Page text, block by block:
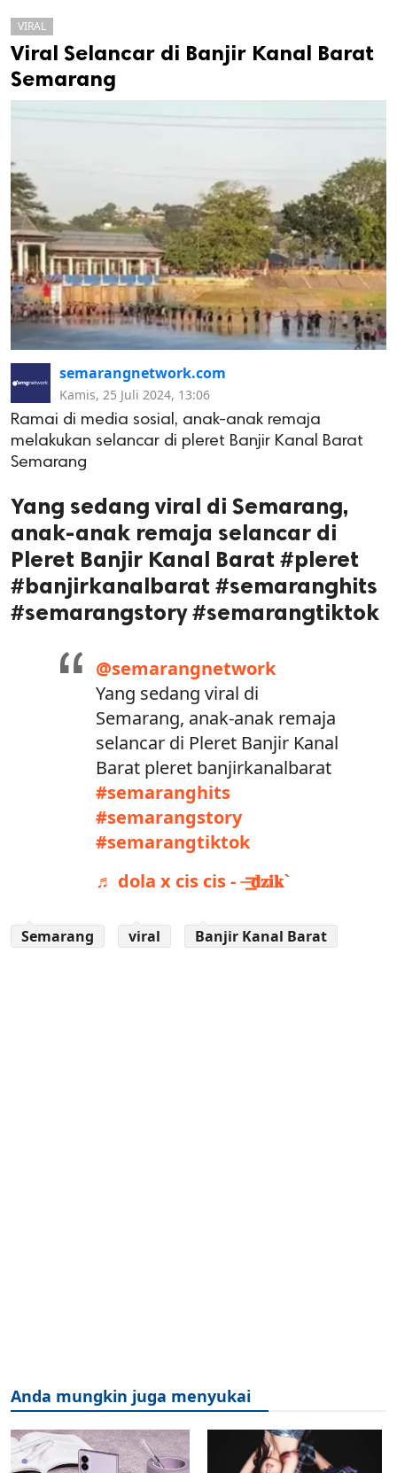
cipta.
VIRAL
Viral Selancar di Banjir Kanal Barat
Semarang
semarangnetwork.com
Kamis, 25 Juli 2024, 13:06
Ramai di media sosial, anak-anak remaja
melakukan selancar di pleret Banjir Kanal Barat
Semarang
Yang sedang viral di Semarang,
anak-anak remaja selancar di
Pleret Banjir Kanal Barat #pleret
#banjirkanalbarat #semaranghits
#semarangstory #semarangtiktok
@semarangnetwork
Yang sedang viral di
Semarang, anak-anak remaja
selancar di Pleret Banjir Kanal
Barat pleret banjirkanalbarat
#semaranghits
#semarangstory
#semarangtiktok
♬ dola x cis cis - ⏤͟͟͞͞𝐝𝐳𝐢𝐤`
Semarang viral Banjir Kanal Barat
Anda mungkin juga menyukai